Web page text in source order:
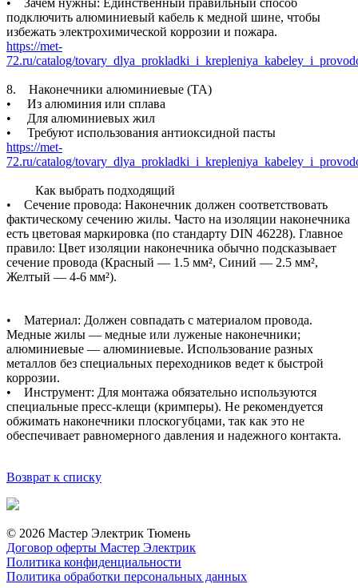
подключить алюминиевый кабель к медной шине, чтобы
избежать электрохимической коррозии и пожара.
https://met-
72.ru/catalog/
8. Наконечники алюминиевые (ТА)
• Из алюминия или сплава
• Для алюминиевых жил
• Требуют использования антиоксидной пасты
https://met-
72.ru/catalog/
Как выбрать подходящий
• Сечение провода: Наконечник должен соответствовать
фактическому сечению жилы. Часто на изоляции наконечника
есть цветовая маркировка (по стандарту DIN 46228). Главное
правило: Цвет изоляции наконечника обычно подсказывает
сечение провода (Красный — 1.5 мм², Синий — 2.5 мм²,
Желтый — 4-6 мм²).
• Материал: Должен совпадать с материалом провода.
Медные жилы — медные или луженые наконечники;
алюминиевые — алюминиевые. Использование разных
металлов без специальных переходников ведет к быстрой
коррозии.
• Инструмент: Для монтажа обязательно используются
специальные пресс-клещи (кримперы). Не рекомендуется
обжимать наконечники плоскогубцами, так как это не
обеспечивает равномерного давления и надежного контакта.
Возврат к списку
© 2026 Мастер Электрик Тюмень
Договор оферты Мастер Электрик
Политика конфиденциальности
Политика обработки персональных данных